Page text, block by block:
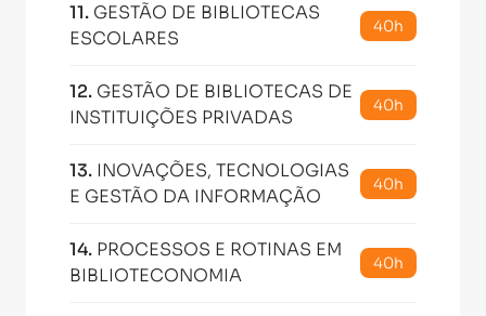
11. GESTÃO DE BIBLIOTECAS
ESCOLARES
40h
12. GESTÃO DE BIBLIOTECAS DE
INSTITUIÇÕES PRIVADAS
40h
13. INOVAÇÕES, TECNOLOGIAS
E GESTÃO DA INFORMAÇÃO
40h
14. PROCESSOS E ROTINAS EM
BIBLIOTECONOMIA
40h